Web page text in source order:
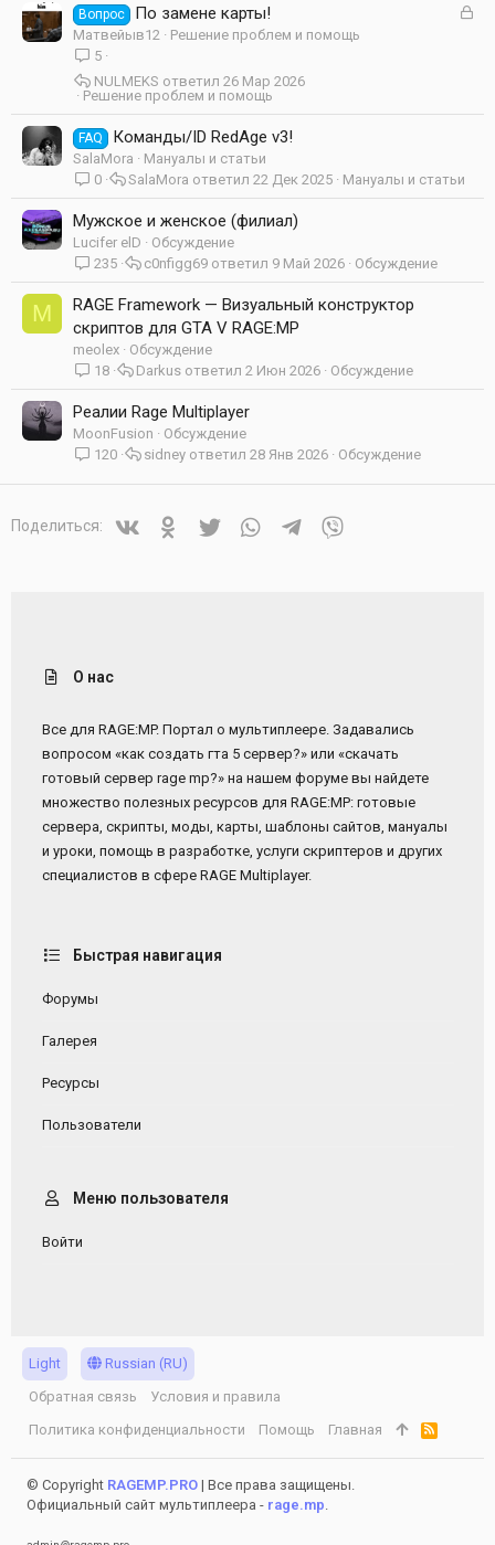
З
т
Вопрос По замене карты!
Матвейыв12
Решение проблем и помощь
5
Решение проблем и помощь
26 Мар 2026
NULMEKS
FAQ Команды/ID RedAge v3!
SalaMora
Мануалы и статьи
0
Мануалы и статьи
22 Дек 2025
SalaMora
Мужское и женское (филиал)
Lucifer elD
Обсуждение
235
Обсуждение
9 Май 2026
c0nfigg69
M
RAGE Framework — Визуальный конструктор
скриптов для GTA V RAGE:MP
meolex
Обсуждение
18
Обсуждение
2 Июн 2026
Darkus
Реалии Rage Multiplayer
MoonFusion
Обсуждение
120
Обсуждение
28 Янв 2026
sidney
Поделиться: VkontakteOdnoklassniki
Twitter WhatsAppTelegram
О нас
Все для RAGE:MP. Портал о мультиплеере. Задавались
вопросом «как создать гта 5 сервер?» или «скачать
готовый сервер rage mp?» на нашем форуме вы найдете
множество полезных ресурсов для RAGE:MP: готовые
сервера, скрипты, моды, карты, шаблоны сайтов, мануалы
и уроки, помощь в разработке, услуги скриптеров и других
специалистов в сфере RAGE Multiplayer.
Быстрая навигация
Форумы
Галерея
Ресурсы
Пользователи
Меню пользователя
Войти
Light
Russian (RU)
Обратная связь
Условия и правила
Политика конфиденциальности
Помощь Главная
R
S
S
© Copyright RAGEMP.PRO | Все права защищены.
Официальный сайт мультиплеера - rage.mp.